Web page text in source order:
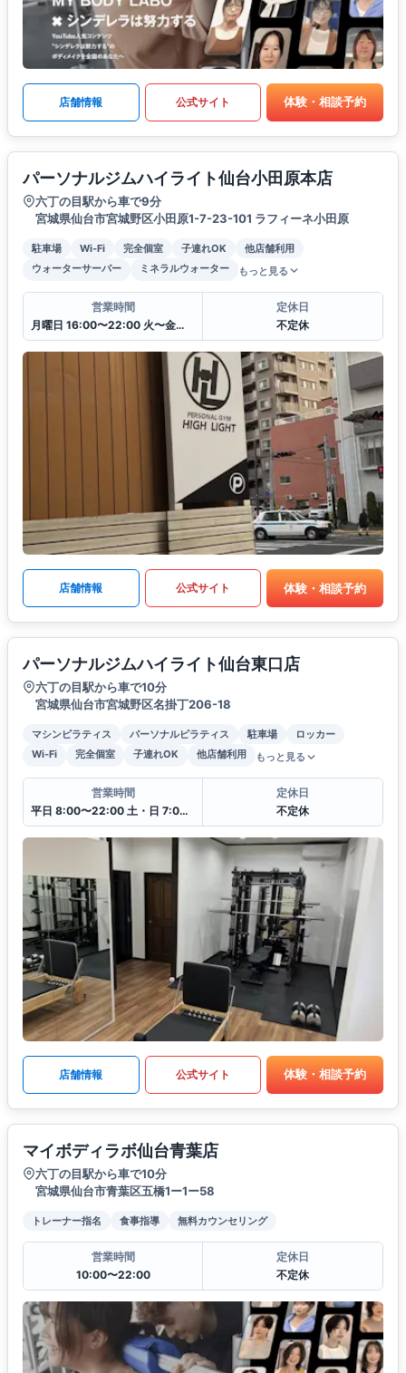
店舗情報 公式サイト 体験・相談予約
パーソナルジムハイライト仙台小田原本店
六丁の目駅から車で9分
宮城県仙台市宮城野区小田原1-7-23-101 ラフィーネ小田原
駐車場 Wi-Fi 完全個室 子連れOK
他店舗利用
ウォーターサーバー
ミネラルウォーター もっと見る
営業時間
月曜日 16:00〜22:00 火〜金曜日8:00〜22:00 土・日 7:00〜21:00
定休日
不定休
店舗情報 公式サイト 体験・相談予約
パーソナルジムハイライト仙台東口店
六丁の目駅から車で10分
宮城県仙台市宮城野区名掛丁206-18
マシンピラティス パーソナルピラティス 駐車場
ロッカー
Wi-Fi
完全個室 子連れOK 他店舗利用 もっと見る
営業時間
平日 8:00〜22:00 土・日 7:00〜21:00
定休日
不定休
店舗情報 公式サイト 体験・相談予約
マイボディラボ仙台青葉店
六丁の目駅から車で10分
宮城県仙台市青葉区五橋1ー1ー58
トレーナー指名 食事指導 無料カウンセリング
営業時間
10:00〜22:00
定休日
不定休